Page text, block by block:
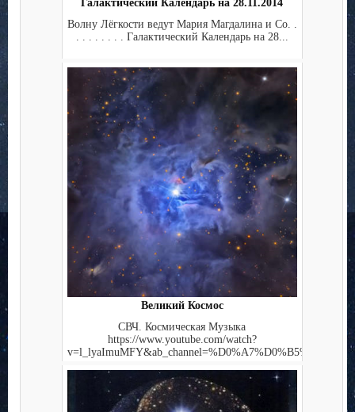
Галактический Календарь на 28.11.2014
Волну Лёгкости ведут Мария Магдалина и Co. .
. . . . . . . . Галактический Календарь на 28...
Великий Космос
СВЧ. Космическая Музыка
https://www.youtube.com/watch?
v=l_lyaImuMFY&ab_channel=%D0%A7%D0%B5%D0%...